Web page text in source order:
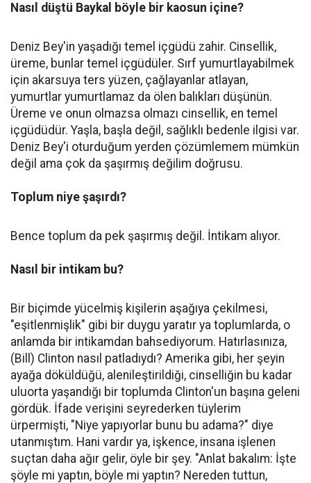
Nasıl düştü Baykal böyle bir kaosun içine?
Deniz Bey'in yaşadığı temel içgüdü zahir. Cinsellik,
üreme, bunlar temel içgüdüler. Sırf yumurtlayabilmek
için akarsuya ters yüzen, çağlayanlar atlayan,
yumurtlar yumurtlamaz da ölen balıkları düşünün.
Üreme ve onun olmazsa olmazı cinsellik, en temel
içgüdüdür. Yaşla, başla değil, sağlıklı bedenle ilgisi var.
Deniz Bey'i oturduğum yerden çözümlemem mümkün
değil ama çok da şaşırmış değilim doğrusu.
Toplum niye şaşırdı?
Bence toplum da pek şaşırmış değil. İntikam alıyor.
Nasıl bir intikam bu?
Bir biçimde yücelmiş kişilerin aşağıya çekilmesi,
"eşitlenmişlik" gibi bir duygu yaratır ya toplumlarda, o
anlamda bir intikamdan bahsediyorum. Hatırlasınıza,
(Bill) Clinton nasıl patladıydı? Amerika gibi, her şeyin
ayağa döküldüğü, alenileştirildiği, cinselliğin bu kadar
uluorta yaşandığı bir toplumda Clinton'un başına geleni
gördük. İfade verişini seyrederken tüylerim
ürpermişti, "Niye yapıyorlar bunu bu adama?" diye
utanmıştım. Hani vardır ya, işkence, insana işlenen
suçtan daha ağır gelir, öyle bir şey. "Anlat bakalım: İşte
şöyle mi yaptın, böyle mi yaptın? Nereden tuttun,